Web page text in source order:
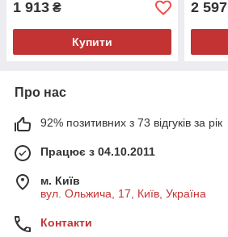
1 913 ₴
Купити
2 597
Про нас
92% позитивних з 73 відгуків за рік
Працює з 04.10.2011
м. Київ
вул. Ольжича, 17, Київ, Україна
Контакти